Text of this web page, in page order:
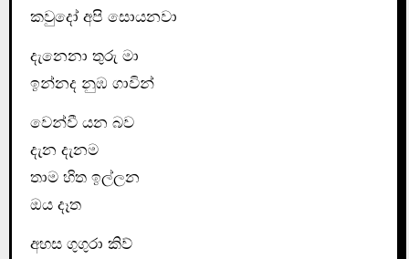
කවුදෝ අපි සොයනවා
දැනෙනා තුරු මා
ඉන්නද නුඹ ගාවින්
වෙන්වී යන බව
දැන දැනම
තාම හිත ඉල්ලන
ඔය දෑත
අහස ගුගුරා කිව්